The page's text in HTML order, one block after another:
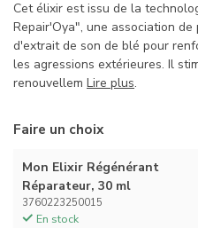
Cet élixir est issu de la
Repair'Oya", une association
d'extrait de son de blé pour
les agressions extérieures. Il
renouvellem Lire plus.
Faire un choix
Mon Elixir Régénérant
Réparateur, 30 ml
3760223250015
En stock